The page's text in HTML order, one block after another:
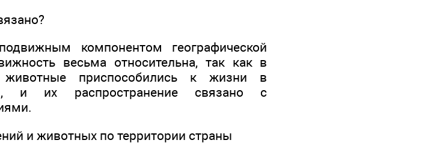
компонентом географической
весьма относительна, так как в
животные приспособились к жизни в
и их распространение связано с
и животных по территории страны